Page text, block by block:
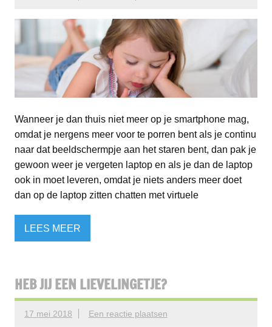
Wanneer je dan thuis niet meer op je smartphone mag,
omdat je nergens meer voor te porren bent als je continu
naar dat beeldschermpje aan het staren bent, dan pak je
gewoon weer je vergeten laptop en als je dan de laptop
ook in moet leveren, omdat je niets anders meer doet
dan op de laptop zitten chatten met virtuele
LEES MEER
HEB JIJ EEN LIEVELINGETJE?
17 mei 2018 Een reactie plaatsen